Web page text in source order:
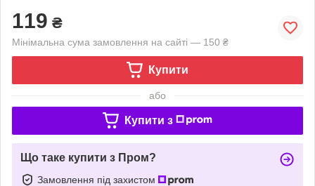
119 ₴
Мінімальна сума замовлення на сайті — 150 ₴
Купити
або
Купити з
Що таке купити з Пром?
Замовлення під захистом